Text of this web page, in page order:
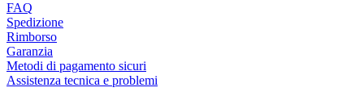
FAQ
Spedizione
Rimborso
Garanzia
Metodi di pagamento sicuri
Assistenza tecnica e problemi